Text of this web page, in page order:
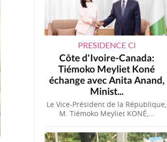
PRESIDENCE CI
Côte d'Ivoire-Canada:
Tiémoko Meyliet Koné
échange avec Anita Anand,
Minist...
Le Vice-Président de la République,
M. Tiémoko Meyliet KONÉ,...